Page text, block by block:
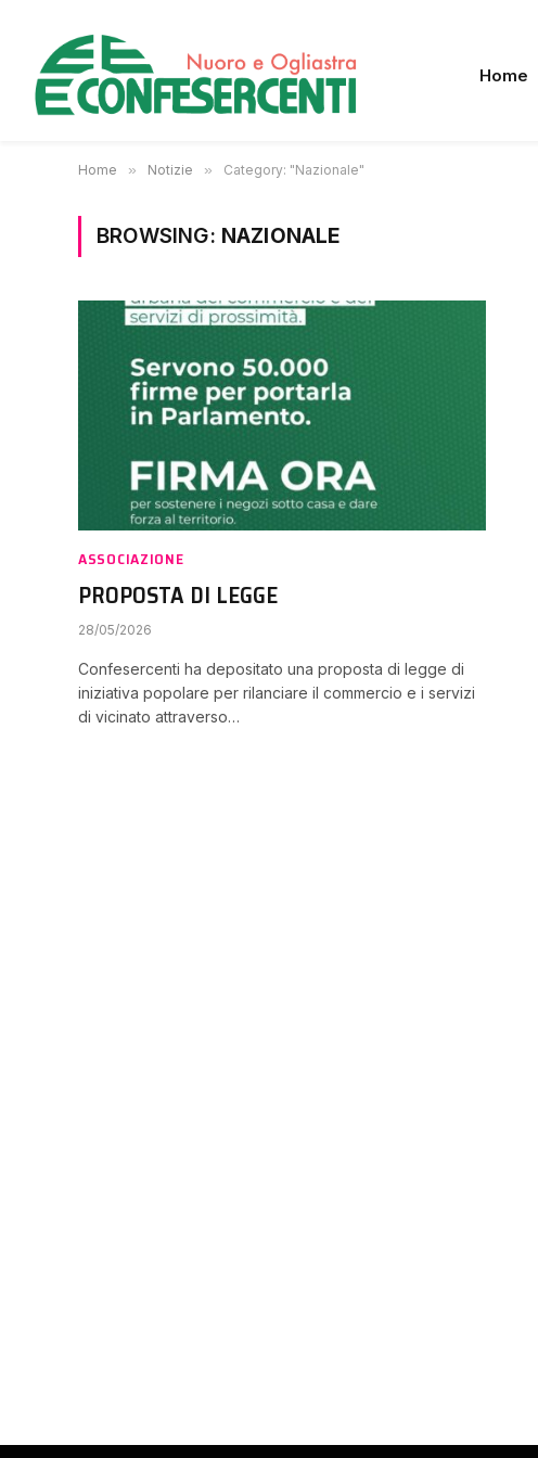
Home
Home » Notizie » Category: "Nazionale"
BROWSING: NAZIONALE
ASSOCIAZIONE
PROPOSTA DI LEGGE
28/05/2026
Confesercenti ha depositato una proposta di legge di
iniziativa popolare per rilanciare il commercio e i servizi
di vicinato attraverso…